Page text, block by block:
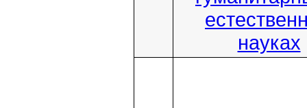
науках